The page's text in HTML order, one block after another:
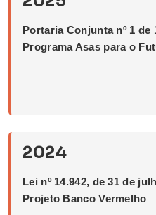
Portaria Conjunta nº 1 de
Programa Asas para o
2024
Lei nº 14.942, de 31 de
Projeto Banco Vermelho